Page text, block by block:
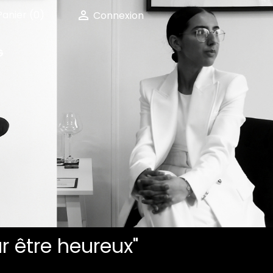
 Connexion
être heureux"